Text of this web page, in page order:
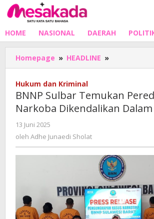
Lewati
ke
HOME NASIONAL DAERAH
Homepage » HEADLINE »
Sulbar
Narkoba
Hukum dan Kriminal
BNNP Sulbar Temukan
Narkoba Dikendalikan
13 Juni 2025
Adhe
oleh Adhe Junaedi Sholat